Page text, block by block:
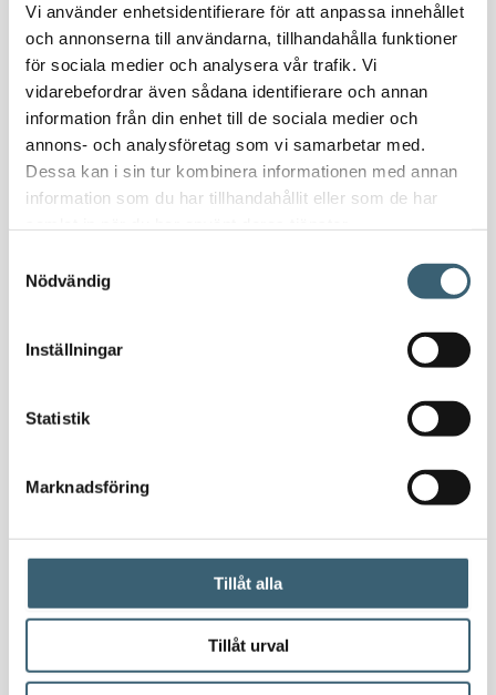
Vi använder enhetsidentifierare för att anpassa innehållet
och annonserna till användarna, tillhandahålla funktioner
för sociala medier och analysera vår trafik. Vi
vidarebefordrar även sådana identifierare och annan
information från din enhet till de sociala medier och
annons- och analysföretag som vi samarbetar med.
Dessa kan i sin tur kombinera informationen med annan
information som du har tillhandahållit eller som de har
Nödvändig
Inställningar
Statistik
Marknadsföring
Tillåt alla
Tillåt urval
AdBlue
AdBluetankar
AdBlue transporttankar
AdBluepumpar & tillbehör
Diesel
Transporttankar Diesel
Dieselpumpar & tillbehör
Dieseltankar 1200-9000 liter
Dieseltankar ADR 500-3000 liter
Bensin
Uppsamlingskärl för fat & IBC
Spilloljetankar & utrustning
Oljepumpar & tillbehör